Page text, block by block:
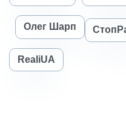
Олег Шарп
RealiUA